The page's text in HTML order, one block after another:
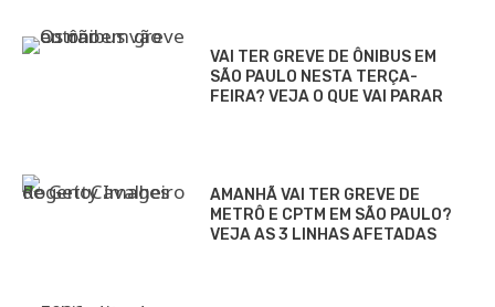
VAI TER GREVE DE ÔNIBUS EM
SÃO PAULO NESTA TERÇA-
FEIRA? VEJA O QUE VAI PARAR
AMANHÃ VAI TER GREVE DE
METRÔ E CPTM EM SÃO PAULO?
VEJA AS 3 LINHAS AFETADAS